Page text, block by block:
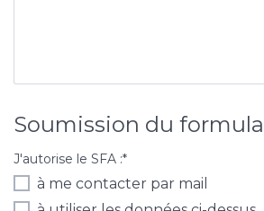
Soumission du
J'autorise le SFA :*
à me contacter par mail